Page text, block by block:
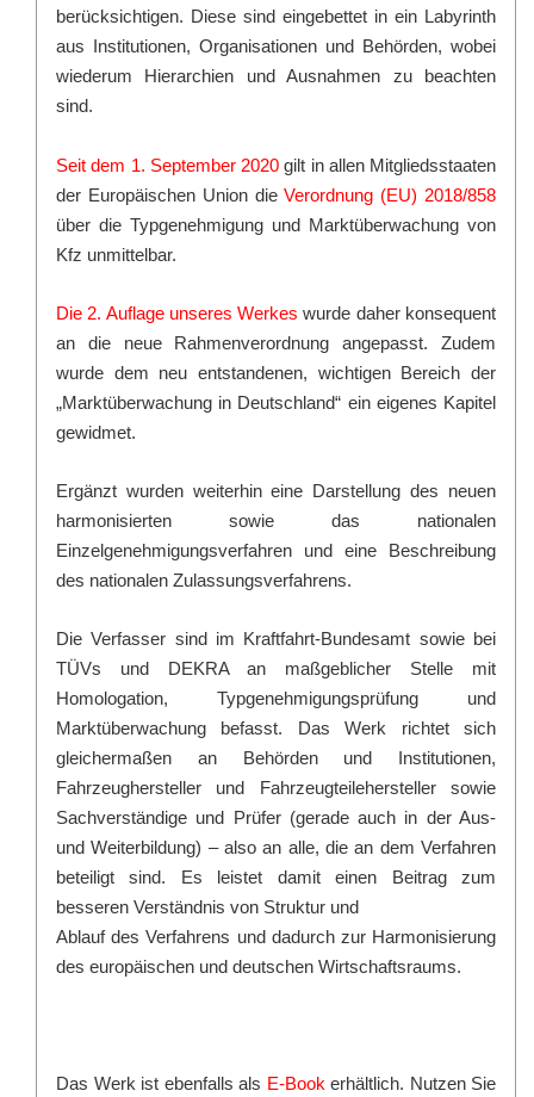
berücksichtigen. Diese sind eingebettet in ein Labyrinth
aus Institutionen, Organisationen und Behörden, wobei
wiederum Hierarchien und Ausnahmen zu beachten
sind.
Seit dem 1. September 2020 gilt in allen Mitgliedsstaaten
der Europäischen Union dieVerordnung (EU) 2018/858
über die Typgenehmigung und Marktüberwachung von
Kfz unmittelbar.
Die 2. Auflage unseres Werkeswurde daher konsequent
an die neue Rahmenverordnung angepasst. Zudem
wurde dem neu entstandenen, wichtigen Bereich der
„Marktüberwachung in Deutschland“ ein eigenes Kapitel
gewidmet.
Ergänzt wurden weiterhin eine Darstellungdes neuen
harmonisierten sowie das nationalen
Einzelgenehmigungsverfahren und eine Beschreibung
des nationalen Zulassungsverfahrens.
Die Verfasser sind im Kraftfahrt-Bundesamt sowie bei
TÜVs und DEKRA an maßgeblicher Stelle mit
Homologation, Typgenehmigungsprüfung und
Marktüberwachung befasst. Das Werk richtet sich
gleichermaßen an Behörden und Institutionen,
Fahrzeughersteller und Fahrzeugteilehersteller sowie
Sachverständige und Prüfer (gerade auch in der Aus-
und Weiterbildung) – also an alle, die an dem Verfahren
beteiligt sind. Es leistet damit einen Beitrag zum
besseren Verständnis von Struktur und
Ablauf des Verfahrens und dadurch zur Harmonisierung
des europäischen und deutschen Wirtschaftsraums.
Das Werk ist ebenfalls als E-Book erhältlich. Nutzen Sie